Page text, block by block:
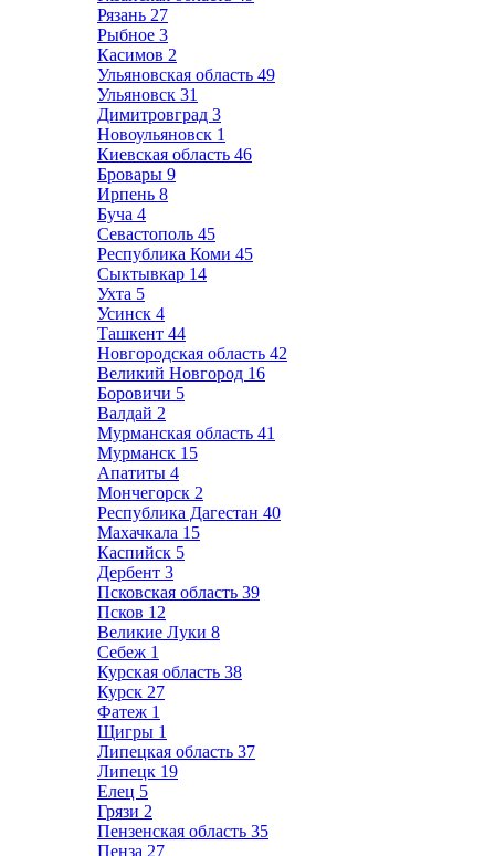
Рязань 27
Рыбное 3
Касимов 2
Ульяновская область 49
Ульяновск 31
Димитровград 3
Новоульяновск 1
Киевская область 46
Бровары 9
Ирпень 8
Буча 4
Севастополь 45
Республика Коми 45
Сыктывкар 14
Ухта 5
Усинск 4
Ташкент 44
Новгородская область 42
Великий Новгород 16
Боровичи 5
Валдай 2
Мурманская область 41
Мурманск 15
Апатиты 4
Мончегорск 2
Республика Дагестан 40
Махачкала 15
Каспийск 5
Дербент 3
Псковская область 39
Псков 12
Великие Луки 8
Себеж 1
Курская область 38
Курск 27
Фатеж 1
Щигры 1
Липецкая область 37
Липецк 19
Елец 5
Грязи 2
Пензенская область 35
Пенза 27